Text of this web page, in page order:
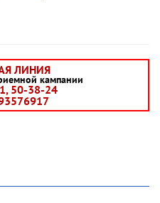
ЛИНИЯ
кампании
50-38-24